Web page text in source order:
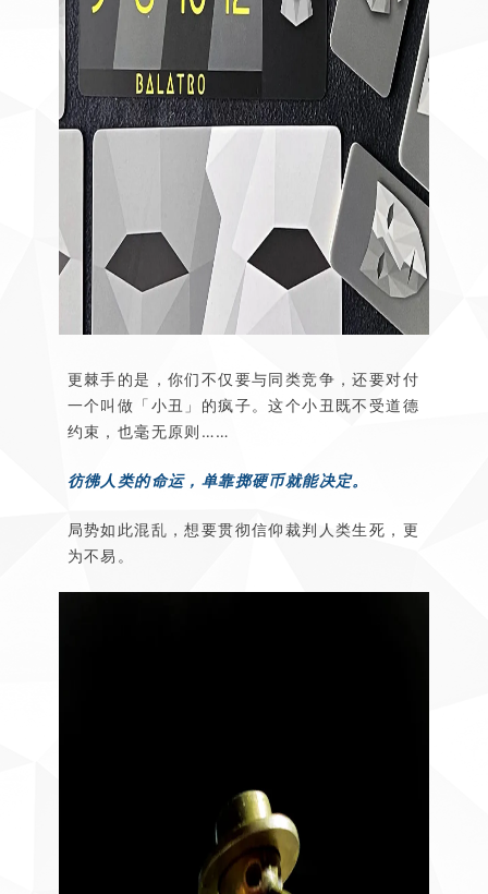
更棘手的是，你们不仅要与同类竞争，还要对付
一个叫做「小丑」的疯子。这个小丑既不受道德
约束，也毫无原则……
彷彿人类的命运，单靠掷硬币就能决定。
局势如此混乱，想要贯彻信仰裁判人类生死，更
为不易。